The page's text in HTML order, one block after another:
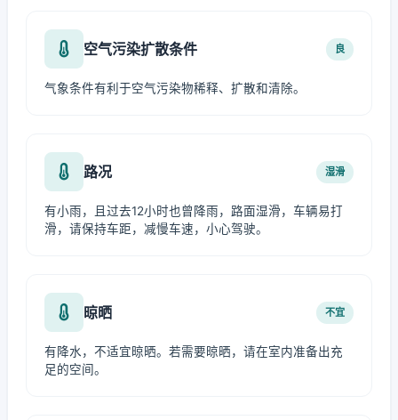
空气污染扩散条件 良
气象条件有利于空气污染物稀释、扩散和清除。
路况 湿滑
有小雨，且过去12小时也曾降雨，路面湿滑，车辆易打
滑，请保持车距，减慢车速，小心驾驶。
晾晒 不宜
有降水，不适宜晾晒。若需要晾晒，请在室内准备出充
足的空间。